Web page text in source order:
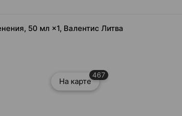
50 мл ×1, Валентис Литва
На карте
467